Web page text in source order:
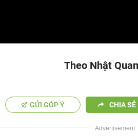
Theo Nhật
GỬI GÓP Ý CHIA SẺ